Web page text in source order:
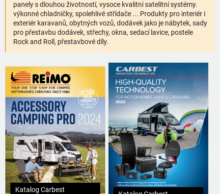
panely s dlouhou životností, vysoce kvalitní satelitní systémy.
výkonné chladničky, spolehlivé střídače ... Produkty pro interiér i
exteriér karavanů, obytných vozů, dodávek jako je nábytek, sady
pro přestavbu dodávek, střechy, okna, sedací lavice, postele
Rock and Roll, přestavbové díly.
Katalog Carbest